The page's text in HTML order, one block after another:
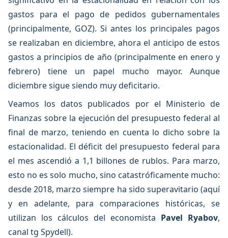
gastos para el pago de pedidos gubernamentales
(principalmente, GOZ). Si antes los principales pagos
se realizaban en diciembre, ahora el anticipo de estos
gastos a principios de año (principalmente en enero y
febrero) tiene un papel mucho mayor. Aunque
diciembre sigue siendo muy deficitario.
Veamos los datos publicados por el Ministerio de
Finanzas sobre la ejecución del presupuesto federal al
final de marzo, teniendo en cuenta lo dicho sobre la
estacionalidad. El déficit del presupuesto federal para
el mes ascendió a 1,1 billones de rublos. Para marzo,
esto no es solo mucho, sino catastróficamente mucho:
desde 2018, marzo siempre ha sido superavitario (aquí
y en adelante, para comparaciones históricas, se
utilizan los cálculos del economista Pavel Ryabov,
canal tg Spydell).